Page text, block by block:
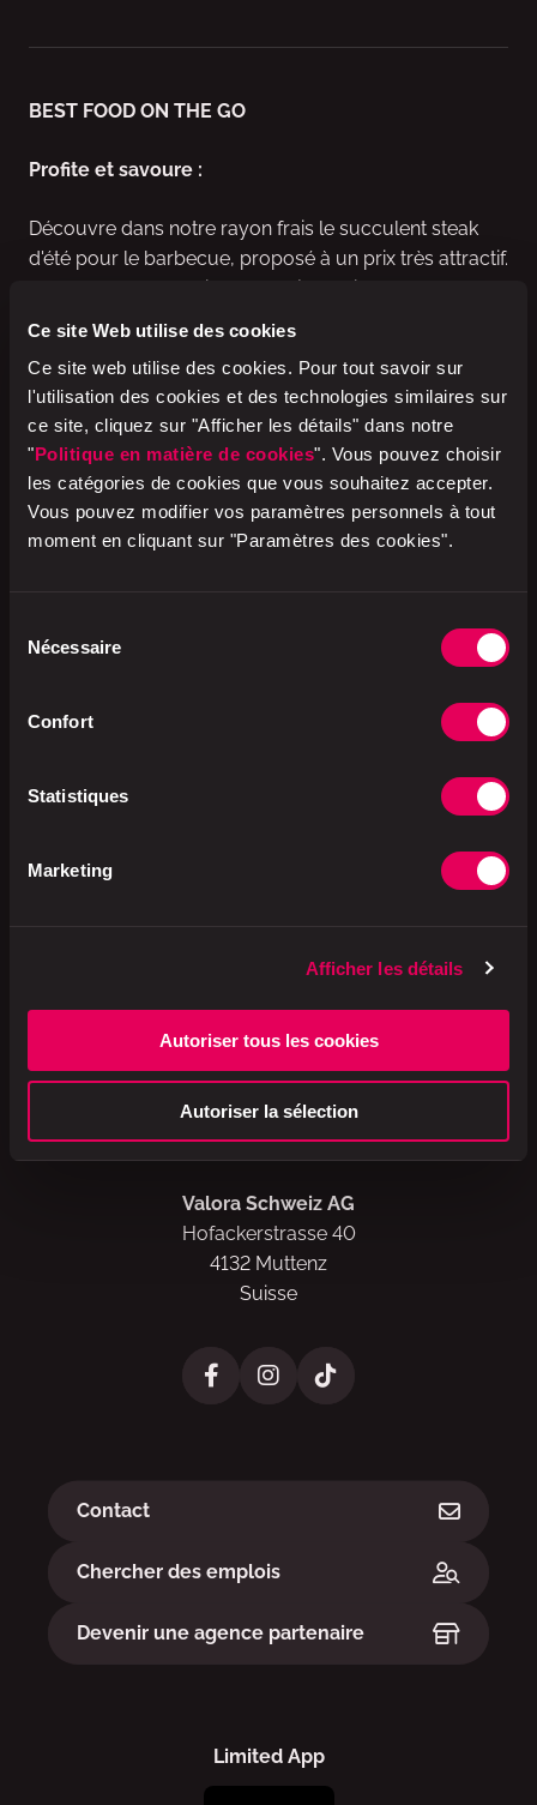
Ce site Web utilise des cookies
Ce site web utilise des cookies. Pour tout savoir sur
l'utilisation des cookies et des technologies similaires sur
ce site, cliquez sur "Afficher les détails" dans notre
"Politique en matière de cookies". Vous pouvez choisir
les catégories de cookies que vous souhaitez accepter.
Vous pouvez modifier vos paramètres personnels à tout
moment en cliquant sur "Paramètres des cookies".
Nécessaire
Confort
Statistiques
Marketing
Afficher les détails
Autoriser tous les cookies
Autoriser la sélection
BEST FOOD ON THE GO
Profite et savoure :
Découvre dans notre rayon frais le succulent steak
d'été pour le barbecue, proposé à un prix très attractif.
Ce steak de porc suisse est déjà mariné. Tout est prêt
ok.– summer steak, 180g
Prix :CHF 5.50
Au fait : chez avec, tu trouveras également des chips,
des boissons, du pain, des légumes, des pâtes et bien
avec magasins - localisateur de magasins
Disponible
dans certains points de vente avec en
Valora Schweiz AG
Hofackerstrasse 40
4132 Muttenz
Suisse
Contact
Chercher des emplois
Devenir une agence partenaire
Limited App